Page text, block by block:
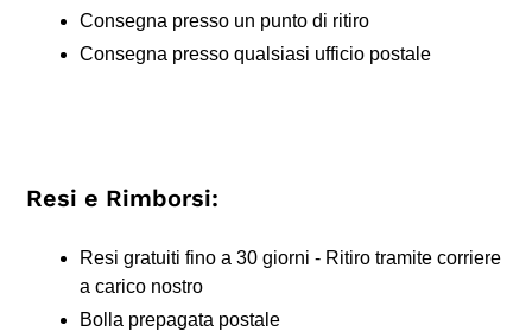
Consegna presso un punto di ritiro
Consegna presso qualsiasi ufficio postale
Resi e Rimborsi:
Resi gratuiti fino a 30 giorni - Ritiro tramite corriere
a carico nostro
Bolla prepagata postale